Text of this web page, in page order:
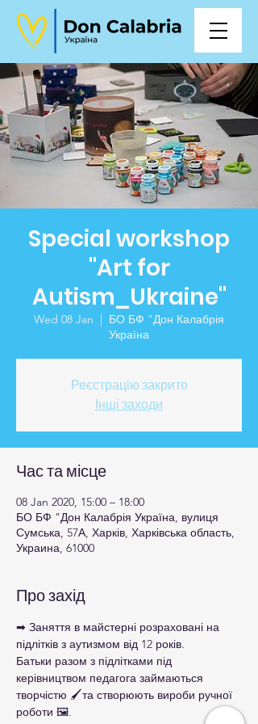
Special workshop
"Art for
Autism_Ukraine"
Wed 08 Jan
  |
БО БФ "Дон Калабрія
Україна
Реєстрацію закрито
Інші заходи
Час та місце
08 Jan 2020, 15:00 – 18:00
БО БФ "Дон Калабрія Україна, вулиця
Сумська, 57А, Харків, Харківська область,
Украина, 61000
Про захід
➡ Заняття в майстерні розраховані на
підлітків з аутизмом від 12 років.
Батьки разом з підлітками під
керівництвом педагога займаються
творчістю 🖌та створюють вироби ручної
роботи 🖼.